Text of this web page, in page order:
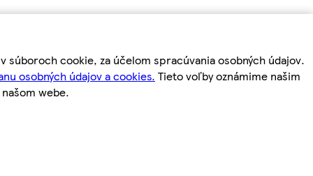
cookie, za účelom spracúvania osobných údajov.
osobných údajov a cookies. Tieto voľby oznámime našim
webe.